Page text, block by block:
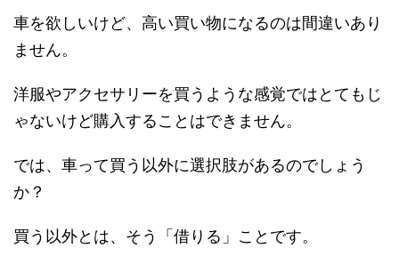
車を欲しいけど、高い買い物になるのは間違いあり
ません。
洋服やアクセサリーを買うような感覚ではとてもじ
ゃないけど購入することはできません。
では、車って買う以外に選択肢があるのでしょう
か？
買う以外とは、そう「借りる」ことです。